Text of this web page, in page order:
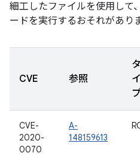
細工したファイルを使用して
ードを実行するおそれがありま
CVE 参照
タ
イ
CVE-
2020-
0070
A-
148159613